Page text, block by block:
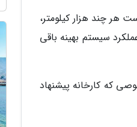
هر چند هزار کیلومتر،
سیستم بهینه باقی
که کارخانه پیشنهاد